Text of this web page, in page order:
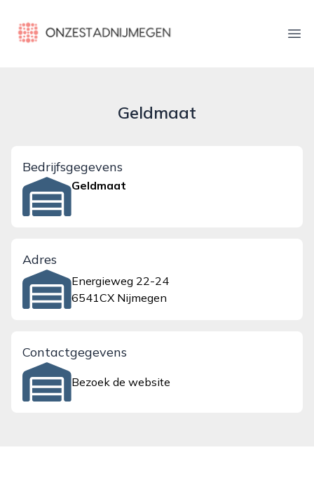
onzestadnijmegen.nl
Geldmaat
Bedrijfsgegevens
Geldmaat
Adres
Energieweg 22-24
6541CX Nijmegen
Contactgegevens
Bezoek de website